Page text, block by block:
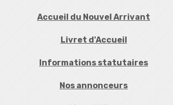
Accueil du Nouvel Arrivant
Livret d'Accueil
Informations statutaires
Nos annonceurs